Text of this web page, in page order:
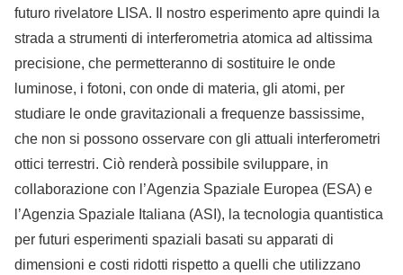
futuro rivelatore LISA. Il nostro esperimento apre quindi la
strada a strumenti di interferometria atomica ad altissima
precisione, che permetteranno di sostituire le onde
luminose, i fotoni, con onde di materia, gli atomi, per
studiare le onde gravitazionali a frequenze bassissime,
che non si possono osservare con gli attuali interferometri
ottici terrestri. Ciò renderà possibile sviluppare, in
collaborazione con l’Agenzia Spaziale Europea (ESA) e
l’Agenzia Spaziale Italiana (ASI), la tecnologia quantistica
per futuri esperimenti spaziali basati su apparati di
dimensioni e costi ridotti rispetto a quelli che utilizzano